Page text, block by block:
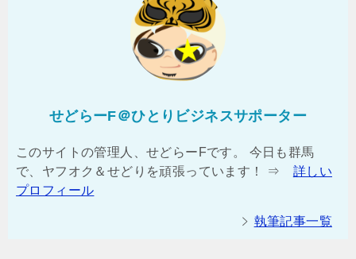
せどらーF＠ひとりビジネスサポーター
このサイトの管理人、せどらーFです。 今日も群馬
で、ヤフオク＆せどりを頑張っています！ ⇒ 詳しい
プロフィール
執筆記事一覧